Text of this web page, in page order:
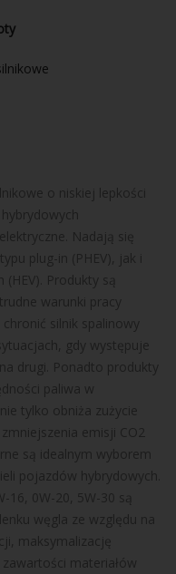
o niskiej lepkości
Nadają się
plug-in (PHEV), jak i
Produkty są
warunki pracy
silnik spalinowy
gdy występuje
drugi. Ponadto produkty
paliwa w
tylko obniża zużycie
emisji CO2
są idealnym wyborem
pojazdów hybrydowych.
0W-20, 5W-30 są
węgla ze względu na
maksymalizację
materiałów